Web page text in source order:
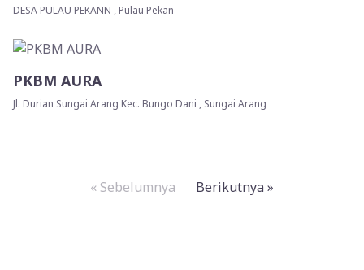
DESA PULAU PEKANN , Pulau Pekan
PKBM AURA
Jl. Durian Sungai Arang Kec. Bungo Dani , Sungai Arang
« Sebelumnya Berikutnya »